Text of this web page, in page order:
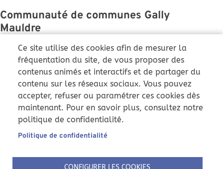
Communauté de communes Gally
Mauldre
43 Grande Rue
78810 Feucherolles
01 86 36 01 51
ccgm@cc-gallymauldre.fr
Du lundi au vendredi :
9h-12h et 14h-17h
Samedi : 9h-12h (uniquementPôle instruction
Nous suivre
Ce site utilise des cookies afin de mesurer la
fréquentation du site, de vous proposer des
contenus animés et interactifs et de partager du
contenu sur les réseaux sociaux. Vous pouvez
accepter, refuser ou paramétrer ces cookies dès
maintenant. Pour en savoir plus, consultez notre
politique de confidentialité.
Politique de confidentialité
CONFIGURER LES COOKIES